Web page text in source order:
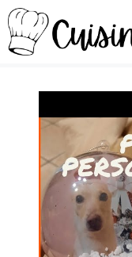
Vai
al
contenuto